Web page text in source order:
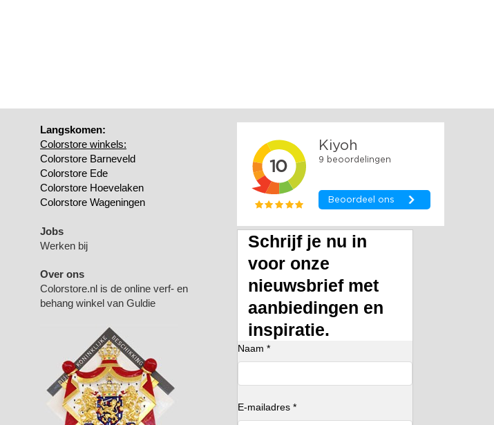
Langskomen:
Colorstore winkels:
Colorstore Barneveld
Colorstore Ede
Colorstore Hoevelaken
Colorstore Wageningen
Jobs
Werken bij
Over ons
Colorstore.nl is de online verf- en
behang winkel van Guldie
Schrijf je nu in
voor onze
nieuwsbrief met
aanbiedingen en
inspiratie.
Naam *
E-mailadres *